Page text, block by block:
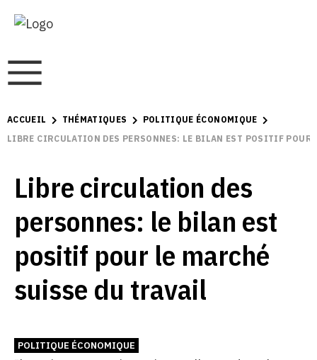
ACCUEIL THÉMATIQUES
POLITIQUE ÉCONOMIQUE
LIBRE CIRCULATION DES PERSONNES: LE BILAN EST POSITIF POUR
Libre circulation des
personnes: le bilan est
positif pour le marché
suisse du travail
POLITIQUE ÉCONOMIQUE